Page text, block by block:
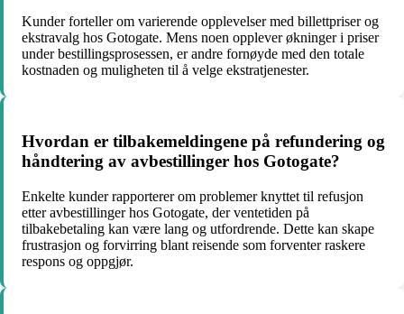
Kunder forteller om varierende opplevelser med billettpriser og
ekstravalg hos Gotogate. Mens noen opplever økninger i priser
under bestillingsprosessen, er andre fornøyde med den totale
kostnaden og muligheten til å velge ekstratjenester.
Hvordan er tilbakemeldingene på refundering og
håndtering av avbestillinger hos Gotogate?
Enkelte kunder rapporterer om problemer knyttet til refusjon
etter avbestillinger hos Gotogate, der ventetiden på
tilbakebetaling kan være lang og utfordrende. Dette kan skape
frustrasjon og forvirring blant reisende som forventer raskere
respons og oppgjør.